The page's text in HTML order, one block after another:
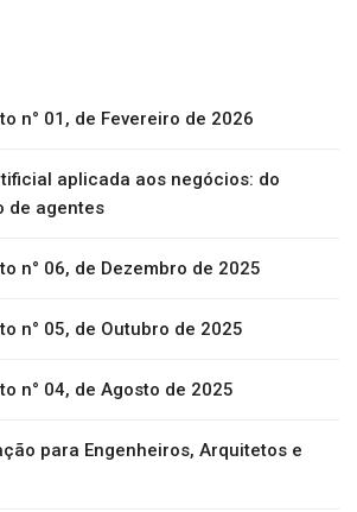
n° 01, de Fevereiro de 2026
aplicada aos negócios: do
de agentes
n° 06, de Dezembro de 2025
n° 05, de Outubro de 2025
n° 04, de Agosto de 2025
para Engenheiros, Arquitetos e